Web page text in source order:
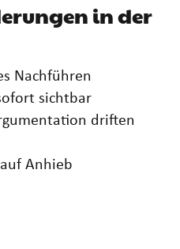
in der
Nachführen
sichtbar
driften
Anhieb